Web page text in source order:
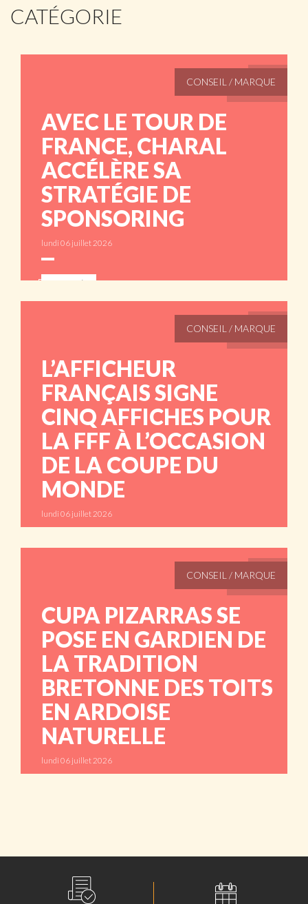
CATÉGORIE
CONSEIL / MARQUE
AVEC LE TOUR DE
FRANCE, CHARAL
ACCÉLÈRE SA
STRATÉGIE DE
SPONSORING
lundi 06 juillet 2026
ABONNÉS
CONSEIL / MARQUE
L’AFFICHEUR
FRANÇAIS SIGNE
CINQ AFFICHES POUR
LA FFF À L’OCCASION
DE LA COUPE DU
MONDE
lundi 06 juillet 2026
CONSEIL / MARQUE
CUPA PIZARRAS SE
POSE EN GARDIEN DE
LA TRADITION
BRETONNE DES TOITS
EN ARDOISE
NATURELLE
lundi 06 juillet 2026